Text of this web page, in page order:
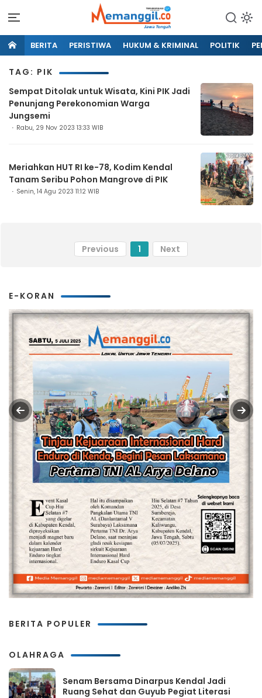
BERITA PERISTIWA HUKUM & KRIMINAL POLITIK
TAG: PIK
Sempat Ditolak untuk Wisata, Kini PIK Jadi
Penunjang Perekonomian Warga
Jungsemi
Rabu, 29 Nov 2023 13:33 WIB
Meriahkan HUT RI ke-78, Kodim Kendal
Tanam Seribu Pohon Mangrove di PIK
Senin, 14 Agu 2023 11:12 WIB
Previous 1 Next
E-KORAN
BERITA POPULER
OLAHRAGA
Senam Bersama Dinarpus Kendal Jadi
Ruang Sehat dan Guyub Pegiat Literasi